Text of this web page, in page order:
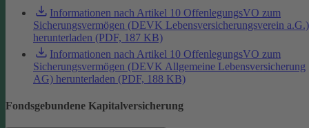
Informationen nach Artikel 10 OffenlegungsVO zum
Sicherungsvermögen (DEVK Lebensversicherungsverein a.G.)
herunterladen (PDF, 187 KB)
Informationen nach Artikel 10 OffenlegungsVO zum
Sicherungsvermögen (DEVK Allgemeine Lebensversicherung
AG) herunterladen (PDF, 188 KB)
Fondsgebundene Kapitalversicherung